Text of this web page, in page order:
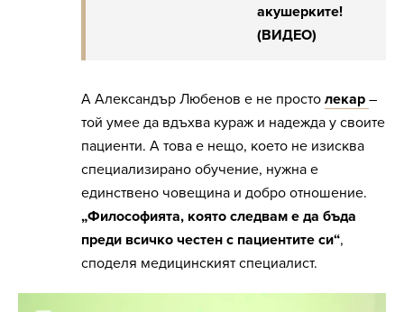
акушерките!
(ВИДЕО)
А Александър Любенов е не просто лекар –
той умее да вдъхва кураж и надежда у своите
пациенти. А това е нещо, което не изисква
специализирано обучение, нужна е
единствено човещина и добро отношение.
„Философията, която следвам е да бъда
преди всичко честен с пациентите си“,
споделя медицинският специалист.